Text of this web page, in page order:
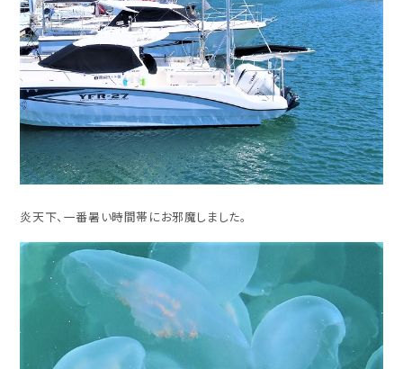
炎天下、一番暑い時間帯にお邪魔しました。